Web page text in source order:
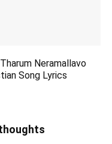
Neramallavo
Song Lyrics